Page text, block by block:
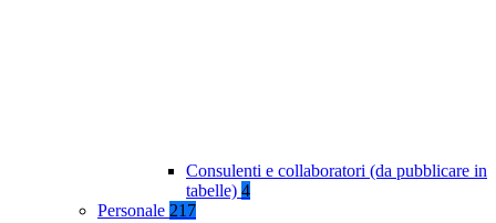
Consulenti e collaboratori (da pubblicare in
tabelle) 4
Personale 217